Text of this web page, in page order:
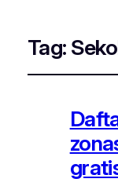
Tag: